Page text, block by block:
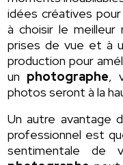
idées créatives
à choisir le
prises de vue et à
production pour
un photographe,
photos seront à la
Un autre avantage
professionnel est
sentimentale de